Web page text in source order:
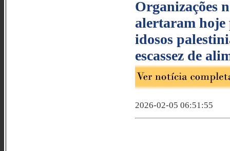
Organizações
alertaram hoje
idosos
escassez de
2026-02-05 06:51:55